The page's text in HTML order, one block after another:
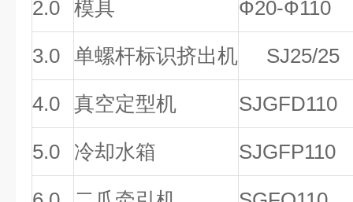
2.0 模具 Ф20-Ф110
3.0 单螺杆标识挤出机 SJ25/25
4.0 真空定型机 SJGFD110
5.0 冷却水箱 SJGFP110